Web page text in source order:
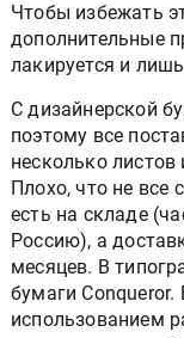
Чтобы избежать
дополнительные
лакируется и
С дизайнерской
поэтому все
несколько
Плохо, что не все
есть на складе
Россию), а
месяцев. В
бумаги
использованием